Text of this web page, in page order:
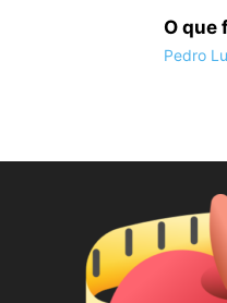
O que
Pedro